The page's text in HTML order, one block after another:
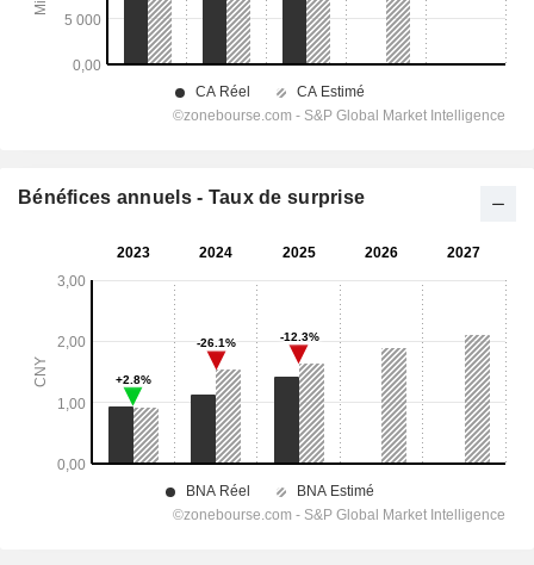
Bénéfices annuels - Taux de surprise